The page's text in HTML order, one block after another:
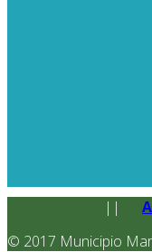
||
© 2017 Municipio